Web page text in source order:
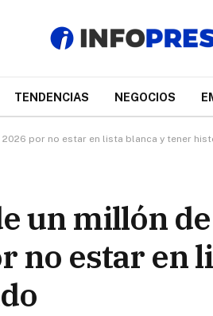
TENDENCIAS NEGOCIOS
por no estar en lista blanca y tener
un millón
no estar en